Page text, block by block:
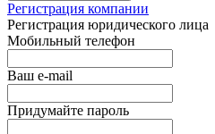
Регистрация компании
Регистрация юридического лица
Мобильный телефон
Ваш e-mail
Придумайте пароль